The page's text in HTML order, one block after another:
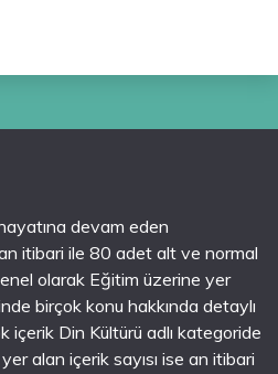
devam eden
itibari ile 80 adet alt ve normal
olarak Eğitim üzerine yer
birçok konu hakkında detaylı
içerik Din Kültürü adlı kategoride
alan içerik sayısı ise an itibari